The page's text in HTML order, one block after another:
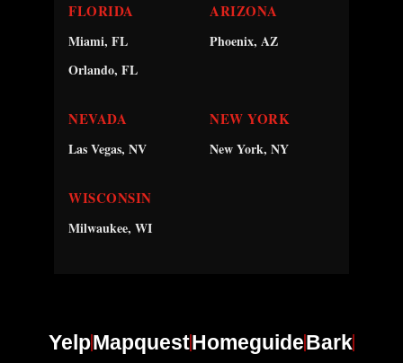
FLORIDA
Miami, FL
Orlando, FL
ARIZONA
Phoenix, AZ
NEVADA
Las Vegas, NV
NEW YORK
New York, NY
WISCONSIN
Milwaukee, WI
YelpMapquestHomeguideBark